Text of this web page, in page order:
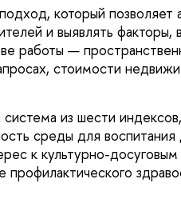
который позволяет
и выявлять факторы,
работы —
стоимости
из шести
среды для воспитания
к культурно-
профилактического